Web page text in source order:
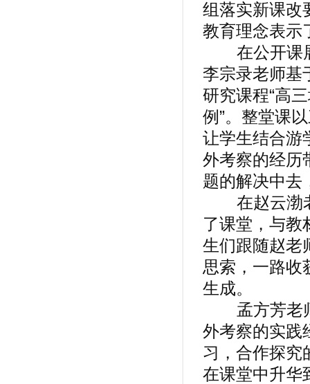
组落实新课改
教育理念表示
在公开课展
李宗录老师基
研究课程“高
例”。整堂课
让学生结合游
外考察的经历
题的解决中去
在赵云渤老
了课堂，与教
生们跟随赵老
思索，一路收
生成。
孟方芳老师
外考察的实践
习，合作探究
在课堂中升华